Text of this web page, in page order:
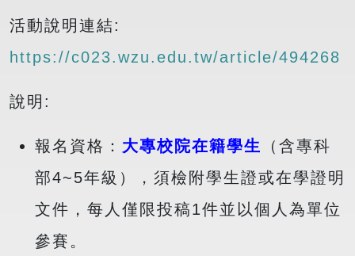
活動說明連結:
https://c023.wzu.edu.tw/article/494268
說明:
報名資格： 大專校院在籍學生
（含專科
部4~5年級），須檢附學生證或在學證明
文件，每人僅限投稿1件並以個人為單位
參賽。